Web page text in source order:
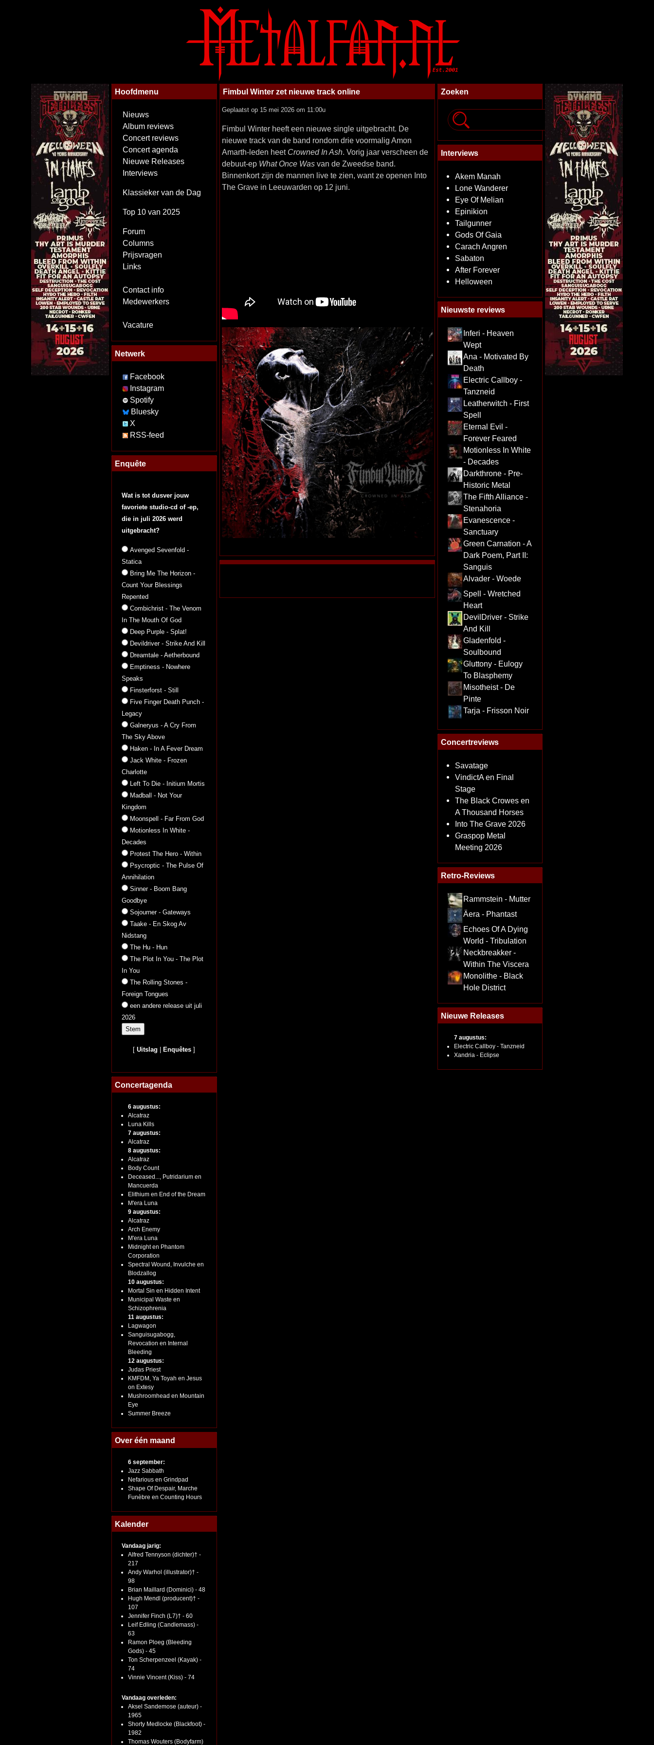
Hoofdmenu
Nieuws
Album reviews
Concert reviews
Concert agenda
Nieuwe Releases
Interviews
Klassieker van de Dag
Top 10 van 2025
Forum
Columns
Prijsvragen
Links
Contact info
Medewerkers
Vacature
Netwerk
Facebook
Instagram
Spotify
Bluesky
X
RSS-feed
Enquête
Wat is tot dusver jouw
favoriete studio-cd of -ep,
die in juli 2026 werd
uitgebracht?
Avenged Sevenfold -
Statica
Bring Me The Horizon -
Count Your Blessings
Repented
Combichrist - The Venom
In The Mouth Of God
Deep Purple - Splat!
Devildriver - Strike And Kill
Dreamtale - Aetherbound
Emptiness - Nowhere
Speaks
Finsterforst - Still
Five Finger Death Punch -
Legacy
Galneryus - A Cry From
The Sky Above
Haken - In A Fever Dream
Jack White - Frozen
Charlotte
Left To Die - Initium Mortis
Madball - Not Your
Kingdom
Moonspell - Far From God
Motionless In White -
Decades
Protest The Hero - Within
Psycroptic - The Pulse Of
Annihilation
Sinner - Boom Bang
Goodbye
Sojourner - Gateways
Taake - En Skog Av
Nidstang
The Hu - Hun
The Plot In You - The Plot
In You
The Rolling Stones -
Foreign Tongues
een andere release uit juli
2026
[Uitslag Enquêtes ]
Concertagenda
6 augustus:
Alcatraz
Luna Kills
7 augustus:
Alcatraz
8 augustus:
Alcatraz
Body Count
Deceased..., Putridarium en
Mancuerda
Elithium en End of the Dream
M'era Luna
9 augustus:
Alcatraz
Arch Enemy
M'era Luna
Midnight en Phantom
Corporation
Spectral Wound, Invulche en
Blodzallog
10 augustus:
Mortal Sin en Hidden Intent
Municipal Waste en
Schizophrenia
11 augustus:
Lagwagon
Sanguisugabogg,
Revocation en Internal
Bleeding
12 augustus:
Judas Priest
KMFDM, Ya Toyah en Jesus
on Extesy
Mushroomhead en Mountain
Eye
Summer Breeze
Over één maand
6 september:
Jazz Sabbath
Nefarious en Grindpad
Shape Of Despair, Marche
Funèbre en Counting Hours
Kalender
Vandaag jarig:
Alfred Tennyson (dichter)† -
217
Andy Warhol (illustrator)† -
98
Brian Maillard (Dominici) - 48
Hugh Mendl (producent)† -
107
Jennifer Finch (L7)† - 60
Leif Edling (Candlemass) -
63
Ramon Ploeg (Bleeding
Gods) - 45
Ton Scherpenzeel (Kayak) -
74
Vinnie Vincent (Kiss) - 74
Vandaag overleden:
Aksel Sandemose (auteur) -
1965
Shorty Medlocke (Blackfoot) -
1982
Thomas Wouters (Bodyfarm)
Fimbul Winter zet nieuwe track online
Geplaatst op 15 mei 2026 om 11:00u
Fimbul Winter heeft een nieuwe single uitgebracht. De
nieuwe track van de band rondom drie voormalig Amon
Amarth-leden heet Crowned In Ash. Vorig jaar verscheen de
debuut-ep What Once Wasvan de Zweedse band.
Binnenkort zijn de mannen live te zien, want ze openen Into
The Grave in Leeuwarden op 12 juni.
Zoeken
Interviews
Akem Manah
Lone Wanderer
Eye Of Melian
Epinikion
Tailgunner
Gods Of Gaia
Carach Angren
Sabaton
After Forever
Helloween
Nieuwste reviews
Inferi - Heaven
Wept
Ana - Motivated By
Death
Electric Callboy -
Tanzneid
Leatherwitch - First
Spell
Eternal Evil -
Forever Feared
Motionless In White
- Decades
Darkthrone - Pre-
Historic Metal
The Fifth Alliance -
Stenahoria
Evanescence -
Sanctuary
Green Carnation - A
Dark Poem, Part II:
Sanguis
Alvader - Woede
Spell - Wretched
Heart
DevilDriver - Strike
And Kill
Gladenfold -
Soulbound
Gluttony - Eulogy
To Blasphemy
Misotheist - De
Pinte
Tarja - Frisson Noir
Concertreviews
Savatage
VindictA en Final
Stage
The Black Crowes en
A Thousand Horses
Into The Grave 2026
Graspop Metal
Meeting 2026
Retro-Reviews
Rammstein - Mutter
Äera - Phantast
Echoes Of A Dying
World - Tribulation
Neckbreakker -
Within The Viscera
Monolithe - Black
Hole District
Nieuwe Releases
7 augustus:
Electric Callboy - Tanzneid
Xandria - Eclipse